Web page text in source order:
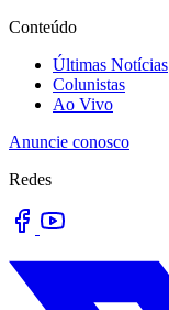
Conteúdo
Últimas Notícias
Colunistas
Ao Vivo
Anuncie conosco
Redes